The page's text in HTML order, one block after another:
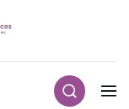
principale